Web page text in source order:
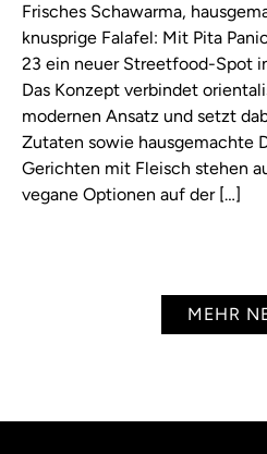
Frisches Schawarma,
knusprige Falafel: Mit Pita
23 ein neuer Streetfood-Spot
Das Konzept verbindet
modernen Ansatz und setzt
Zutaten sowie hausgemachte
Gerichten mit Fleisch stehen
vegane Optionen auf der […]
MEHR